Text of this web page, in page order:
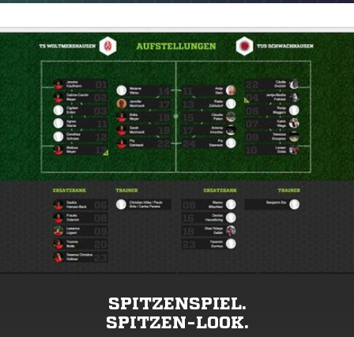
SPITZENSPIEL.
SPITZEN-LOOK.